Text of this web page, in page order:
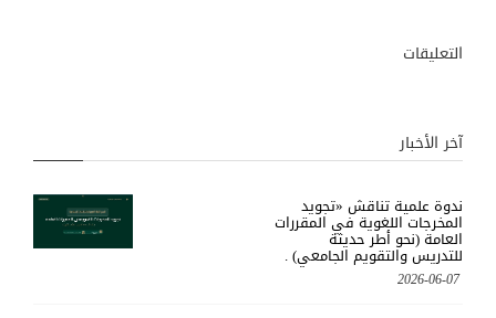
التعليقات
آخر الأخبار
ندوة علمية تناقش «تجويد
المخرجات اللغوية في المقررات
العامة (نحو أطر حديثة
للتدريس والتقويم الجامعي) .
2026-06-07